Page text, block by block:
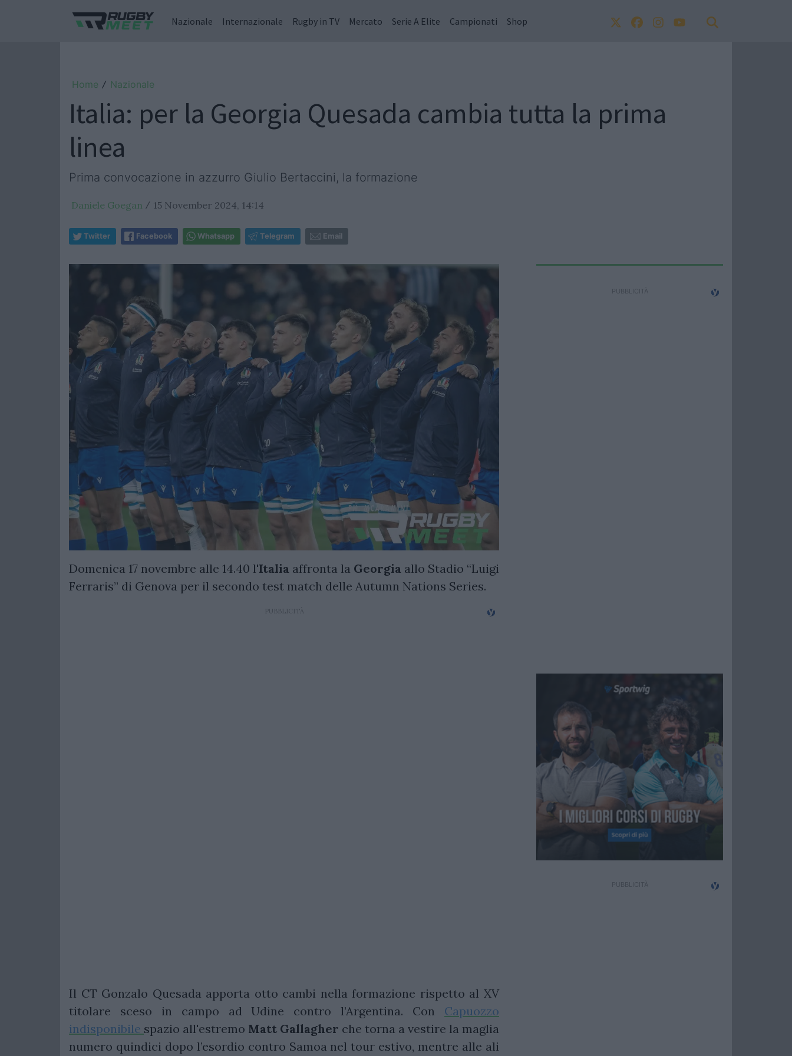
Nazionale Internazionale Rugby in TV Mercato Serie A Elite Campionati Shop
Home / Nazionale
Italia: per la Georgia Quesada cambia tutta la prima
linea
Prima convocazione in azzurro Giulio Bertaccini, la formazione
Daniele Goegan / 15 November 2024, 14:14
Twitter Facebook Whatsapp Telegram Email
Domenica 17 novembre alle 14.40 l'Italia affronta la Georgia allo Stadio “Luigi
Ferraris” di Genova per il secondo test match delle Autumn Nations Series.
Il CT Gonzalo Quesada apporta otto cambi nella formazione rispetto al XV
titolare sceso in campo ad Udine contro l’Argentina. Con Capuozzo
indisponibile spazio all'estremo Matt Gallagher che torna a vestire la maglia
numero quindici dopo l’esordio contro Samoa nel tour estivo, mentre alle ali